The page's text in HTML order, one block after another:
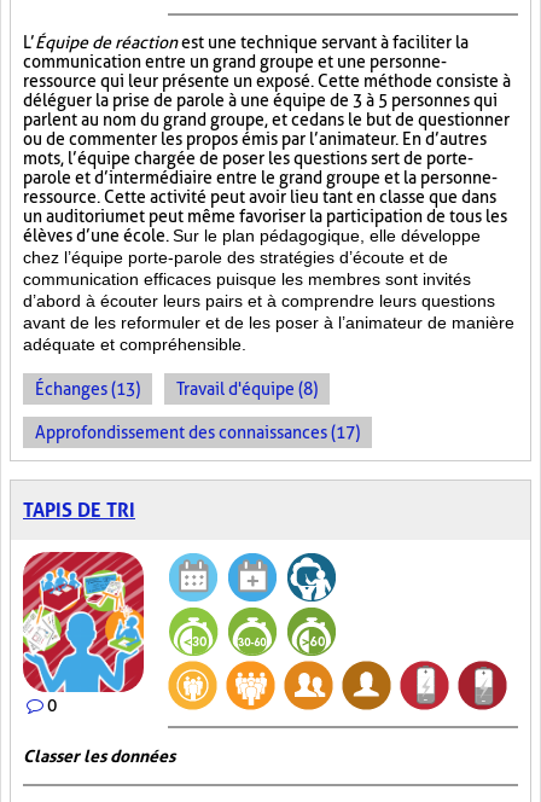
L’Équipe de réactionest une technique servant à faciliter la
communication entre un grand groupe et une personne-
ressource qui leur présente un exposé. Cette méthode consiste à
déléguer la prise de parole à une équipe de 3 à 5 personnes qui
parlent au nom du grand groupe, et ce dans le but de questionner
ou de commenter les propos émis par l’animateur. En d’autres
mots, l’équipe chargée de poser les questions sert de porte-
parole et d’intermédiaire entre le grand groupe et la personne-
ressource. Cette activité peut avoir lieu tant en classe que dans
un auditorium et peut même favoriser la participation de tous les
élèves d’une école. Sur le plan pédagogique, elle développe
chez l’équipe porte-parole des stratégies d’écoute et de
communication efficaces puisque les membres sont invités
d’abord à écouter leurs pairs et à comprendre leurs questions
avant de les reformuler et de les poser à l’animateur de manière
adéquate et compréhensible.
Échanges (13) Travail d'équipe (8)
Approfondissement des connaissances (17)
TAPIS DE TRI
0
Classer les données